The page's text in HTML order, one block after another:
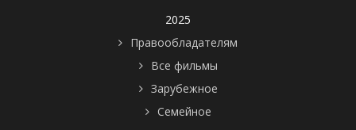
2025
Правообладателям
Все фильмы
Зарубежное
Семейное